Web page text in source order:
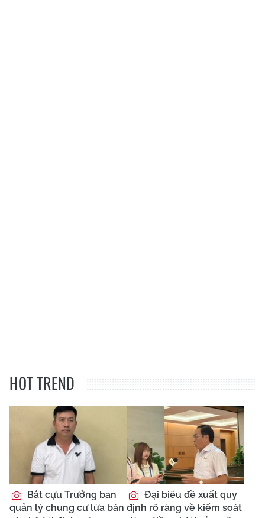
HOT TREND
Bắt cựu Trưởng ban
quản lý chung cư lừa bán
Đại biểu đề xuất quy
định rõ ràng về kiểm soát